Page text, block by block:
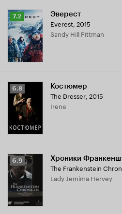
Рейтинг
Кинопоиска
7.2
7.2 Эверест
Everest, 2015
Sandy Hill Pittman
Рейтинг
Кинопоиска
6.8
6.8 Костюмер
The Dresser, 2015
Irene
Рейтинг
Кинопоиска
6.9
6.9 Хроники
Lady Jemima Hervey